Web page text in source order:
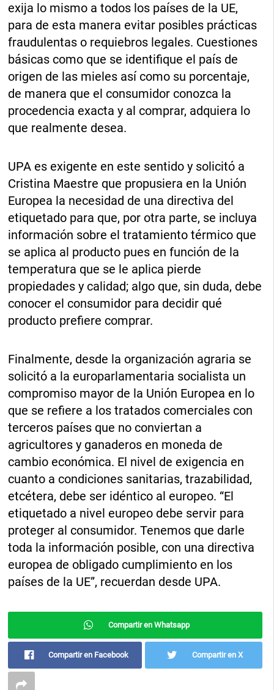
exija lo mismo a todos los países de la UE,
para de esta manera evitar posibles prácticas
fraudulentas o requiebros legales. Cuestiones
básicas como que se identifique el país de
origen de las mieles así como su porcentaje,
de manera que el consumidor conozca la
procedencia exacta y al comprar, adquiera lo
que realmente desea.
UPA es exigente en este sentido y solicitó a
Cristina Maestre que propusiera en la Unión
Europea la necesidad de una directiva del
etiquetado para que, por otra parte, se incluya
información sobre el tratamiento térmico que
se aplica al producto pues en función de la
temperatura que se le aplica pierde
propiedades y calidad; algo que, sin duda, debe
conocer el consumidor para decidir qué
producto prefiere comprar.
Finalmente, desde la organización agraria se
solicitó a la europarlamentaria socialista un
compromiso mayor de la Unión Europea en lo
que se refiere a los tratados comerciales con
terceros países que no conviertan a
agricultores y ganaderos en moneda de
cambio económica. El nivel de exigencia en
cuanto a condiciones sanitarias, trazabilidad,
etcétera, debe ser idéntico al europeo. “El
etiquetado a nivel europeo debe servir para
proteger al consumidor. Tenemos que darle
toda la información posible, con una directiva
europea de obligado cumplimiento en los
países de la UE”, recuerdan desde UPA.
Compartir en Whatsapp
Compartir en Facebook Compartir en X